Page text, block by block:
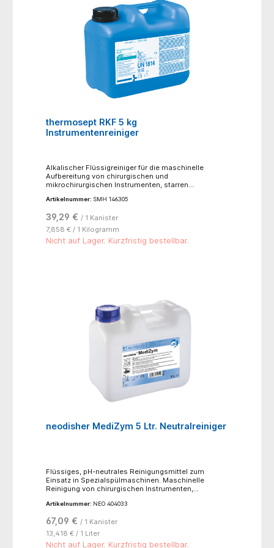
thermosept RKF 5 kg
Instrumentenreiniger
Alkalischer Flüssigreiniger für die maschinelle
Aufbereitung von chirurgischen und
mikrochirurgischen Instrumenten, starren
Babyflaschen und Edelstahlcontainer.- flüssiger,
den Einsatz in Reinigungs- und
Desinfektionsautomaten während der thermischen
Aufbereitung im Vario TD- oder RKI-Verfahren-
schaumfrei eingestellt und bei allen Wasserhärten
Artikelnummer: SMH 146305
39,29 € / 1 Kanister
7,858 € / 1 Kilogramm
Nicht auf Lager. Kurzfristig bestellbar.
neodisher MediZym 5 Ltr. Neutralreiniger
Flüssiges, pH-neutrales Reinigungsmittel zum
Einsatz in Spezialspülmaschinen. Maschinelle
Reinigung von chirurgischen Instrumenten,
Containern und anderen medizintechnischen
wenig umweltbelastendes Reinigungsmittel auf pH-
neutraler Basis mit Enzymen und anderen
reinigungsunterstützenden Komponenten.
Artikelnummer: NEO 404033
67,09 € / 1 Kanister
13,418 € / 1 Liter
Nicht auf Lager. Kurzfristig bestellbar.